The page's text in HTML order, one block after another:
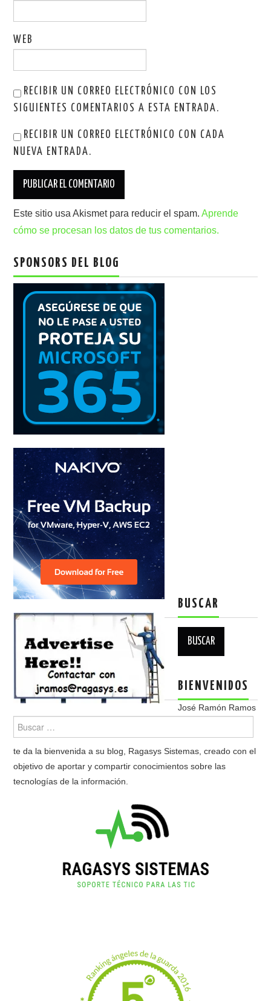
WEB
RECIBIR UN CORREO ELECTRÓNICO CON LOS
SIGUIENTES COMENTARIOS A ESTA ENTRADA.
RECIBIR UN CORREO ELECTRÓNICO CON CADA
NUEVA ENTRADA.
Este sitio usa Akismet para reducir el spam.Aprende
cómo se procesan los datos de tus comentarios.
SPONSORS DEL BLOG
BUSCAR
BIENVENIDOS
José Ramón Ramos
te da la bienvenida a su blog, Ragasys Sistemas, creado con el
objetivo de aportar y compartir conocimientos sobre las
tecnologías de la información.